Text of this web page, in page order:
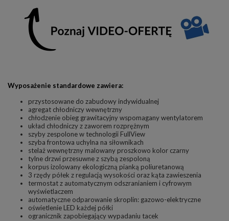
Wyposażenie standardowe zawiera:
przystosowane do zabudowy indywidualnej
agregat chłodniczy wewnętrzny
chłodzenie obieg grawitacyjny wspomagany wentylatorem
układ chłodniczy z zaworem rozprężnym
szyby zespolone w technologii FullView
szyba frontowa uchylna na siłownikach
stelaż wewnętrzny malowany proszkowo kolor czarny
tylne drzwi przesuwne z szybą zespoloną
korpus izolowany ekologiczną pianką poliuretanową
3 rzędy półek z regulacją wysokości oraz kąta zawieszenia
termostat z automatycznym odszranianiem i cyfrowym
wyświetlaczem
automatyczne odparowanie skroplin: gazowo-elektryczne
oświetlenie LED każdej półki
ogranicznik zapobiegający wypadaniu tacek